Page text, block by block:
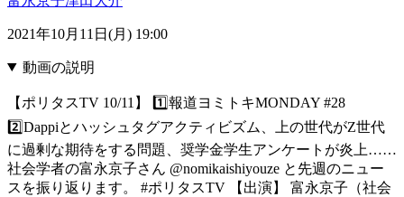
2021年10月11日(月) 19:00
動画の説明
【ポリタスTV 10/11】 1️⃣報道ヨミトキMONDAY #28
2️⃣Dappiとハッシュタグアクティビズム、上の世代がZ世代
に過剰な期待をする問題、奨学金学生アンケートが炎上……
社会学者の富永京子さん @nomikaishiyouze と先週のニュー
スを振り返ります。 #ポリタスTV 【出演】 富永京子（社会